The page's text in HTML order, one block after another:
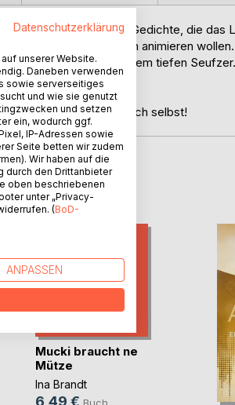
neuer und alter Gedichte, die das
Wachsen und Freuen animieren
oder auch mal einem tiefen
gereimt daher.
oder sich selbst!
BEIBoD
Mucki braucht ne
Mütze
Ina Brandt
6,49 €
Datenschutzerklärung
unserer Website.
Daneben verwenden
sowie serverseitiges
und wie sie genutzt
und setzen
ein, wodurch ggf.
IP-Adressen sowie
Seite betten wir zudem
Wir haben auf die
durch den Drittanbieter
oben beschriebenen
unter „Privacy-
(BoD-
ANPASSEN